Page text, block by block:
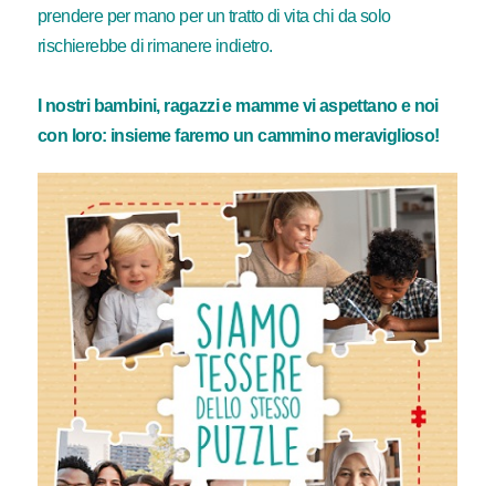
prendere per mano per un tratto di vita chi da solo
rischierebbe di rimanere indietro.
I nostri bambini, ragazzi e mamme vi aspettano e noi
con loro: insieme faremo un cammino meraviglioso!